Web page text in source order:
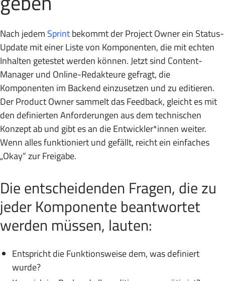
Nach jedem Sprintbekommt der Project Owner ein Status-
Update mit einer Liste von Komponenten, die mit echten
Inhalten getestet werden können. Jetzt sind Content-
Manager und Online-Redakteure gefragt, die
Komponenten im Backend einzusetzen und zu editieren.
Der Product Owner sammelt das Feedback, gleicht es mit
den definierten Anforderungen aus dem technischen
Konzept ab und gibt es an die Entwickler*innen weiter.
Wenn alles funktioniert und gefällt, reicht ein einfaches
„Okay“ zur Freigabe.
Die entscheidenden Fragen, die zu
jeder Komponente beantwortet
werden müssen, lauten:
Entspricht die Funktionsweise dem, was definiert
wurde?